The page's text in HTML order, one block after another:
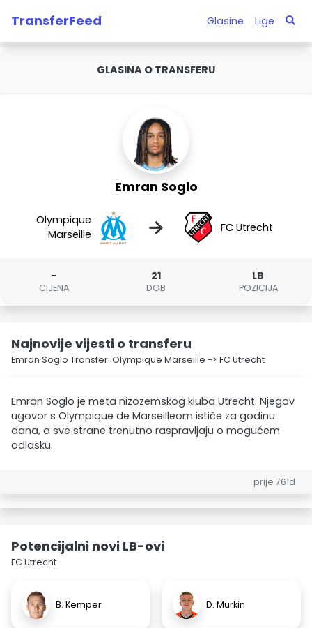
TransferFeed Glasine Lige
GLASINA O TRANSFERU
Emran Soglo
Olympique
Marseille
→ FC Utrecht
-
CIJENA
21
DOB
LB
POZICIJA
Najnovije vijesti o transferu
Emran Soglo Transfer: Olympique Marseille -> FC Utrecht
Emran Soglo je meta nizozemskog kluba Utrecht. Njegov
ugovor s Olympique de Marseilleom ističe za godinu
dana, a sve strane trenutno raspravljaju o mogućem
odlasku.
prije 761d
Potencijalni novi LB-ovi
FC Utrecht
B. Kemper D. Murkin